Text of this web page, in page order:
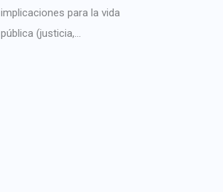
implicaciones para la vida
pública (justicia,…